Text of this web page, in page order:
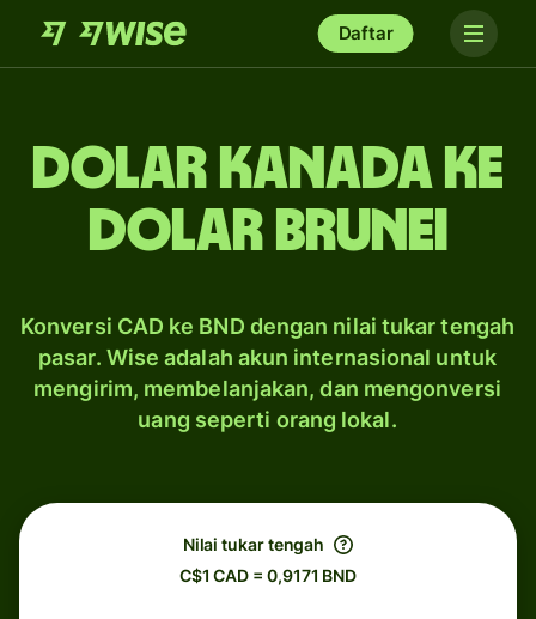
Daftar
dolar Kanada ke
dolar Brunei
Konversi CAD ke BND dengan nilai tukar tengah
pasar. Wise adalah akun internasional untuk
mengirim, membelanjakan, dan mengonversi
uang seperti orang lokal.
Nilai tukar tengah
C$1 CAD = 0,9171 BND